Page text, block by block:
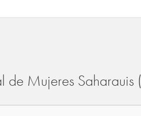
de Mujeres